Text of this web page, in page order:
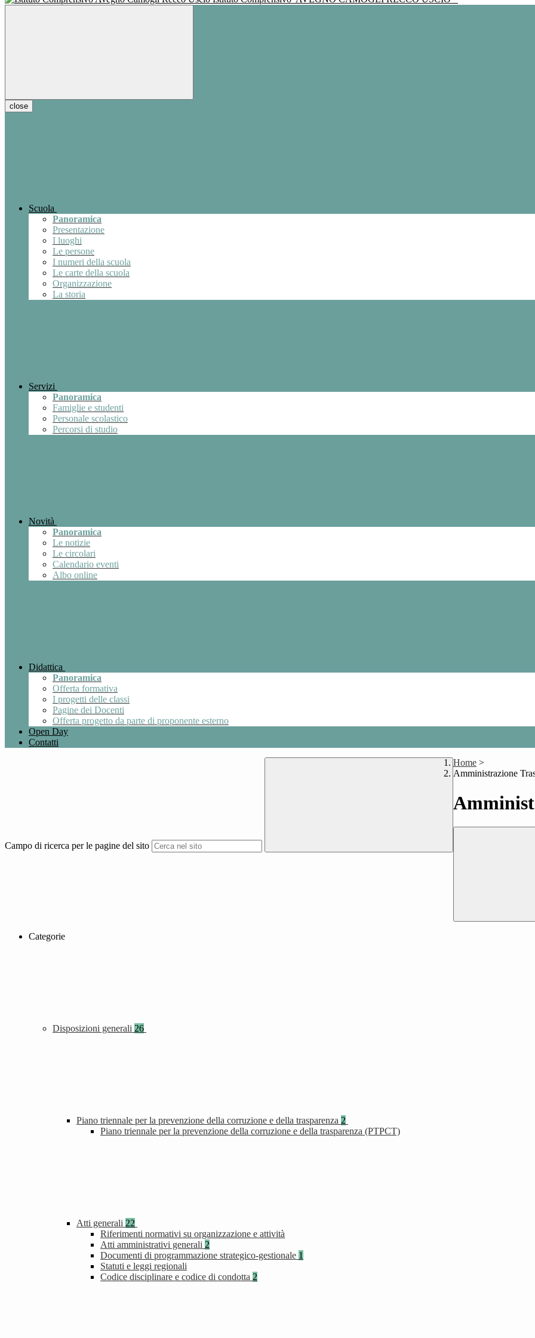
close
Scuola
Panoramica
Presentazione
I luoghi
Le persone
I numeri della scuola
Le carte della scuola
Organizzazione
La storia
Servizi
Panoramica
Famiglie e studenti
Personale scolastico
Percorsi di studio
Novità
Panoramica
Le notizie
Le circolari
Calendario eventi
Albo online
Didattica
Panoramica
Offerta formativa
I progetti delle classi
Pagine dei Docenti
Offerta progetto da parte di proponente esterno
Open Day
Contatti
Campo di ricerca per le pagine del sito
Home >
Amministrazione
Categorie
Disposizioni generali 26
Piano triennale per la prevenzione della corruzione e della trasparenza 2
Piano triennale per la prevenzione della corruzione e della trasparenza (PTPCT)
Atti generali 22
Riferimenti normativi su organizzazione e attività
Atti amministrativi generali 2
Documenti di programmazione strategico-gestionale 1
Statuti e leggi regionali
Codice disciplinare e codice di condotta 2